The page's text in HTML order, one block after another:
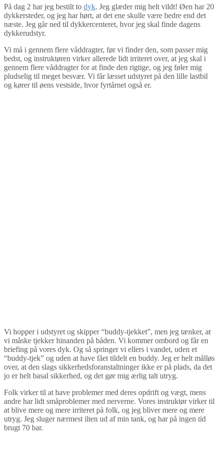
På dag 2 har jeg bestilt to dyk. Jeg glæder mig helt vildt! Øen har 20
dykkersteder, og jeg har hørt, at det ene skulle være bedre end det
næste. Jeg går ned til dykkercenteret, hvor jeg skal finde dagens
dykkerudstyr.
Vi må i gennem flere våddragter, før vi finder den, som passer mig
bedst, og instruktøren virker allerede lidt irriteret over, at jeg skal i
gennem flere våddragter for at finde den rigtige, og jeg føler mig
pludselig til meget besvær. Vi får læsset udstyret på den lille lastbil
og kører til øens vestside, hvor fyrtårnet også er.
Vi hopper i udstyret og skipper “buddy-tjekket”, men jeg tænker, at
vi måske tjekker hinanden på båden. Vi kommer ombord og får en
briefing på vores dyk. Og så springer vi ellers i vandet, uden et
“buddy-tjek” og uden at have fået tildelt en buddy. Jeg er helt målløs
over, at den slags sikkerhedsforanstaltninger ikke er på plads, da det
jo er helt basal sikkerhed, og det gør mig ærlig talt utryg.
Folk virker til at have problemer med deres opdrift og vægt, mens
andre har lidt småproblemer med nerverne. Vores instruktør virker til
at blive mere og mere irriteret på folk, og jeg bliver mere og mere
utryg. Jeg sluger nærmest ilten ud af min tank, og har på ingen tid
brugt 70 bar.